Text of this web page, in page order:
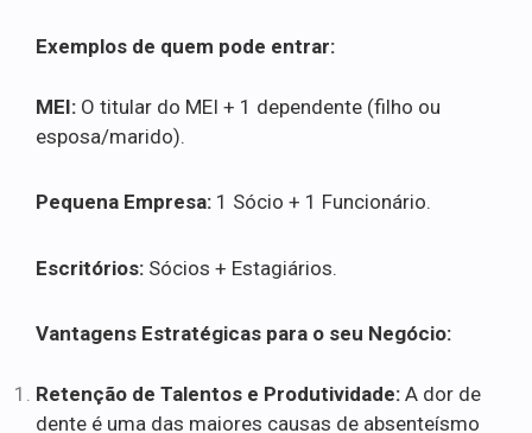
Exemplos de quem pode entrar:
MEI: O titular do MEI + 1 dependente (filho ou
esposa/marido).
Pequena Empresa: 1 Sócio + 1 Funcionário.
Escritórios: Sócios + Estagiários.
Vantagens Estratégicas para o seu Negócio:
Retenção de Talentos e Produtividade: A dor de
dente é uma das maiores causas de absenteísmo